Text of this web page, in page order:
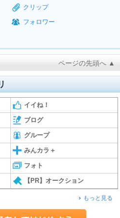
クリップ
フォロワー
ページの先頭へ ▲
イイね！
ブログ
グループ
みんカラ＋
フォト
【PR】オークション
もっと見る